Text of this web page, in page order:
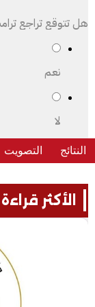
هل تتوقع تراجع
نعم
لا
الأكثر قراءة